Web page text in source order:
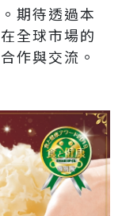
期待透過本
全球市場的
作與交流。